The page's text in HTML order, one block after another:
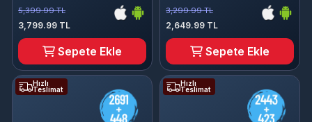
5,399.99 TL
3,799.99 TL
Sepete Ekle
3,299.99 TL
2,649.99 TL
Sepete Ekle
Hızlı
Teslimat
Hızlı
Teslimat